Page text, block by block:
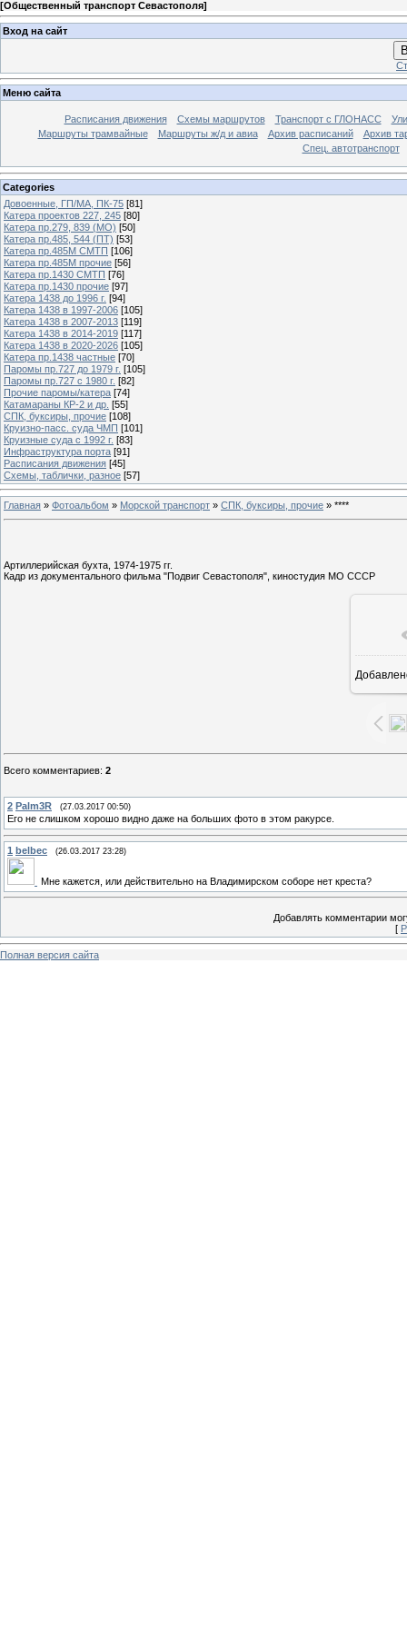
[Общественный транспорт Севастополя]
Вход на сайт
Меню сайта
Расписания движения Схемы маршрутов Транспорт с ГЛОНАСС
Маршруты трамвайные
Маршруты ж/д и авиа Архив расписаний
Архив
Спец. автотранспорт
Categories
Довоенные, ГП/МА, ПК-75 [81]
Катера проектов 227, 245 [80]
Катера пр.279, 839 (МО) [50]
Катера пр.485, 544 (ПТ) [53]
Катера пр.485М СМТП [106]
Катера пр.485М прочие [56]
Катера пр.1430 СМТП [76]
Катера пр.1430 прочие [97]
Катера 1438 до 1996 г. [94]
Катера 1438 в 1997-2006 [105]
Катера 1438 в 2007-2013 [119]
Катера 1438 в 2014-2019 [117]
Катера 1438 в 2020-2026 [105]
Катера пр.1438 частные [70]
Паромы пр.727 до 1979 г. [105]
Паромы пр.727 с 1980 г. [82]
Прочие паромы/катера [74]
Катамараны КР-2 и др. [55]
СПК, буксиры, прочие [108]
Круизно-пасс. суда ЧМП [101]
Круизные суда с 1992 г. [83]
Инфраструктура порта [91]
Расписания движения [45]
Схемы, таблички, разное [57]
Главная » Фотоальбом » Морской транспорт » СПК, буксиры, прочие » ****
Артиллерийская бухта, 1974-1975 гг.
Кадр из документального фильма "Подвиг Севастополя", киностудия МО СССР
Всего комментариев: 2
2 Palm3R (27.03.2017 00:50)
Его не слишком хорошо видно даже на больших фото в этом ракурсе.
1 belbec (26.03.2017 23:28)
Мне кажется, или действительно на Владимирском соборе нет креста?
Добавлять комментарии
[
Полная версия сайта